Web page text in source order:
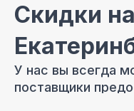
Скидки
У нас вы всегда
поставщики